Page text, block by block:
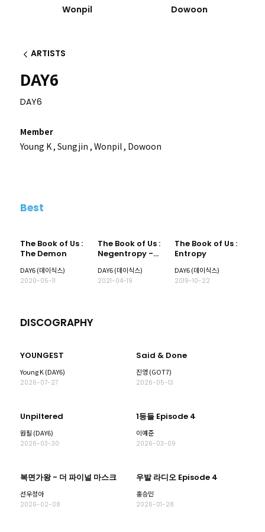
Wonpil Dowoon
Back
ARTISTS
DAY6
DAY6
Member
Young K, Sungjin , Wonpil , Dowoon
Best
The Book of Us :
The Demon
DAY6 (데이식스)
2020-05-11
The Book of Us :
Negentropy -
Chaos
swallowed up in
love
DAY6 (데이식스)
2021-04-19
The Book of Us :
Entropy
DAY6 (데이식스)
2019-10-22
DISCOGRAPHY
YOUNGEST
Young K (DAY6)
2026-07-27
Said & Done
진영 (GOT7)
2026-05-13
Unpiltered
원필 (DAY6)
2026-03-30
1등들 Episode 4
이예준
2026-03-09
복면가왕 - 더 파이널 마스크
선우정아
2026-02-08
우발 라디오 Episode 4
홍승민
2026-01-28